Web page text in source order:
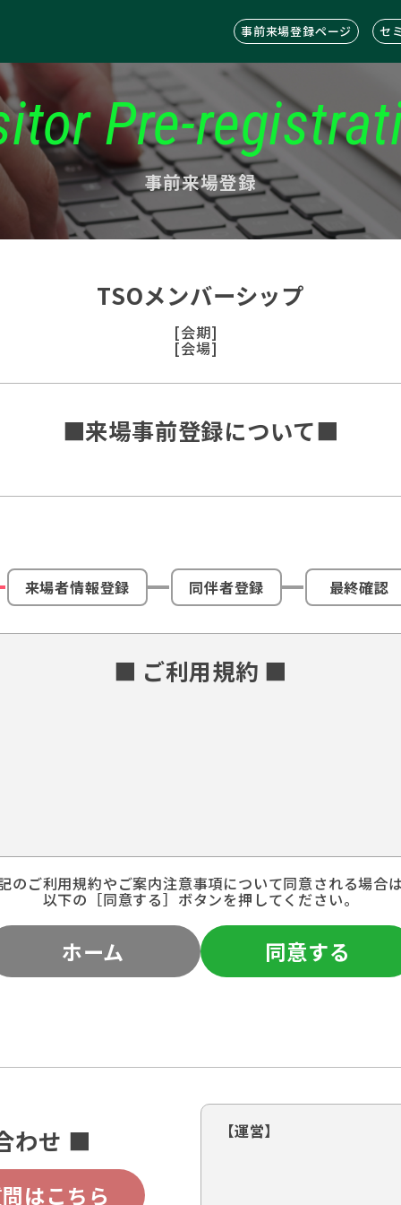
事前来場登録ページ セ
Pre-
事前来場登録
TSOメンバーシップ
[会期]
[会場]
■来場事前登録について■
来場者情報登録 同伴者登録 最終確認
■ ご利用規約 ■
のご利用規約やご案内注意事項について同意される場合
以下の［同意する］ボタンを押してください。
ホーム 同意する
わせ ■
はこちら
【運営】